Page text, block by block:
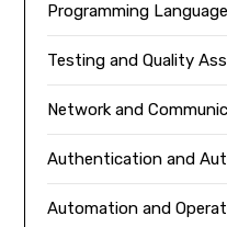
Programming
Testing and Quality
Network and
Authentication and
Automation and